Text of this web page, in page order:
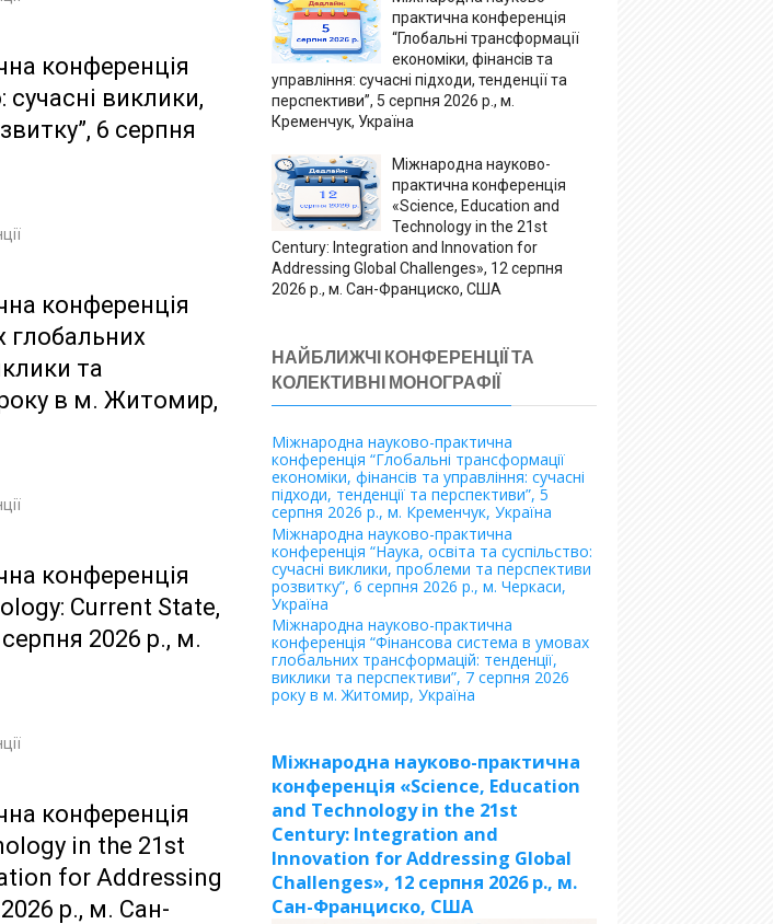
конференція
сучасні виклики,
6 серпня
конференція
глобальних
та
в м. Житомир,
конференція
Current State,
2026 р., м.
конференція
in the 21st
for Addressing
р., м. Сан-
практична конференція
“Глобальні трансформації
економіки, фінансів та
управління: сучасні підходи, тенденції та
перспективи”, 5 серпня 2026 р., м.
Кременчук, Україна
Міжнародна науково-
практична конференція
«Science, Education and
Technology in the 21st
Century: Integration and Innovation for
Addressing Global Challenges», 12 серпня
2026 р., м. Сан-Франциско, США
НАЙБЛИЖЧІ КОНФЕРЕНЦІЇ ТА
КОЛЕКТИВНІ МОНОГРАФІЇ
Міжнародна науково-практична
конференція “Глобальні трансформації
економіки, фінансів та управління: сучасні
підходи, тенденції та перспективи”, 5
серпня 2026 р., м. Кременчук, Україна
Міжнародна науково-практична
конференція “Наука, освіта та суспільство:
сучасні виклики, проблеми та перспективи
розвитку”, 6 серпня 2026 р., м. Черкаси,
Україна
Міжнародна науково-практична
конференція “Фінансова система в умовах
глобальних трансформацій: тенденції,
виклики та перспективи”, 7 серпня 2026
року в м. Житомир, Україна
Міжнародна науково-практична
конференція «Science, Education
and Technology in the 21st
Century: Integration and
Innovation for Addressing Global
Challenges», 12 серпня 2026 р., м.
Сан-Франциско, США